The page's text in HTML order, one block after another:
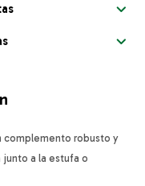
complemento robusto y
a la estufa o